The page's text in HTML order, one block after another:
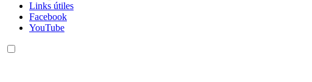
Links útiles
Facebook
YouTube